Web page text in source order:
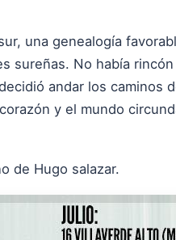
una genealogía
sureñas. No había
andar los caminos
y el mundo
de Hugo salazar.